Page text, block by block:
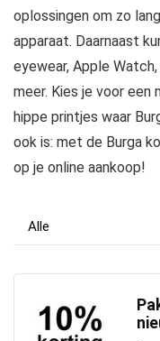
oplossingen om zo
apparaat. Daarnaast
eyewear, Apple
meer. Kies je voor een
hippe printjes waar
ook is: met de Burga
op je online aankoop!
Alle